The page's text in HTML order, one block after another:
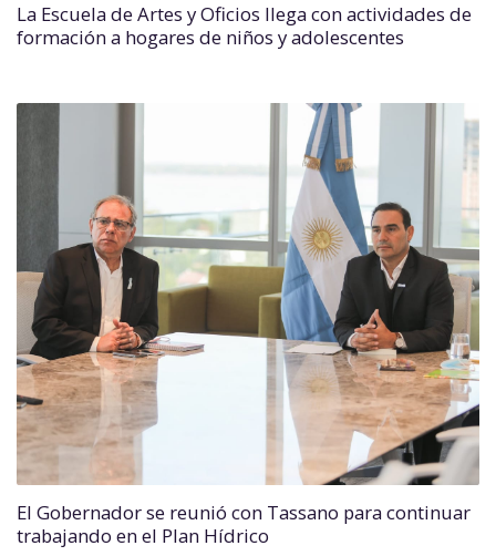
La Escuela de Artes y Oficios llega con actividades de
formación a hogares de niños y adolescentes
El Gobernador se reunió con Tassano para continuar
trabajando en el Plan Hídrico